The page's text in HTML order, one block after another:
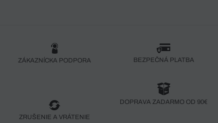
ZÁKAZNÍCKA PODPORA BEZPEČNÁ PLATBA
ZRUŠENIE A VRÁTENIE
DOPRAVA ZADARMO OD 90€